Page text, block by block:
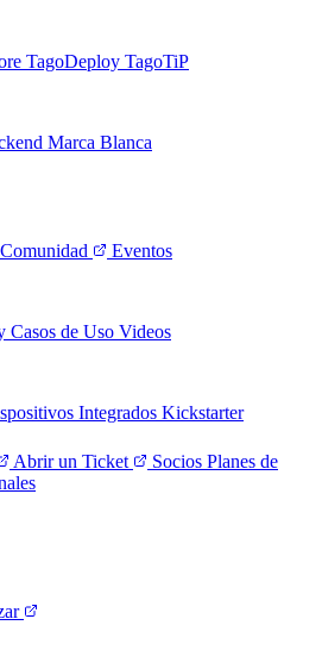
TagoDeploy TagoTiP
Marca Blanca
Comunidad
Eventos
Casos de Uso Videos
Integrados Kickstarter
Abrir un Ticket Socios Planes de